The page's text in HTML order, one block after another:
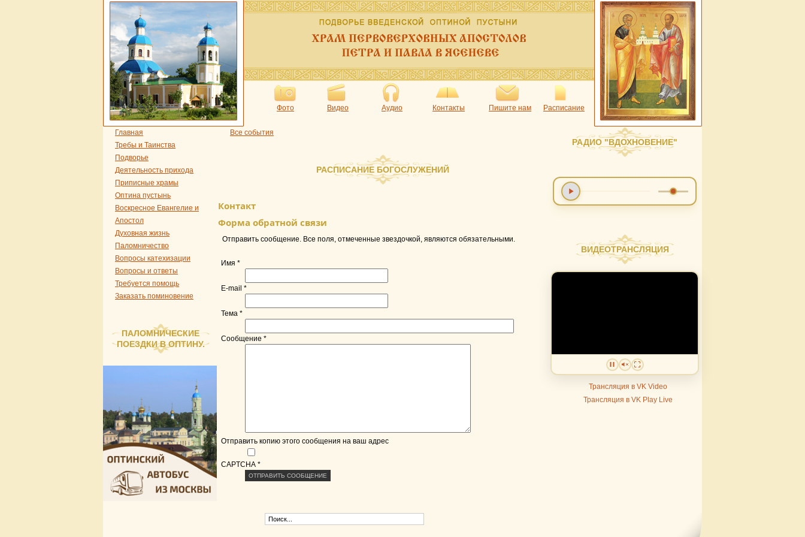
Фото Видео Аудио Контакты Пишите нам Расписание
Главная
Требы и Таинства
Подворье
Деятельность прихода
Приписные храмы
Оптина пустынь
Воскресное Евангелие и
Апостол
Духовная жизнь
Паломничество
Вопросы катехизации
Вопросы и ответы
Требуется помощь
Заказать поминовение
ПАЛОМНИЧЕСКИЕ
ПОЕЗДКИ В ОПТИНУ.
Все события
РАСПИСАНИЕ БОГОСЛУЖЕНИЙ
Контакт
Форма обратной связи
Отправить сообщение. Все поля, отмеченные звездочкой, являются обязательными.
Имя *
E-mail *
Тема *
Сообщение *
Отправить копию этого сообщения на ваш адрес
CAPTCHA *
ОТПРАВИТЬ СООБЩЕНИЕ
РАДИО "ВДОХНОВЕНИЕ"
ВИДЕОТРАНСЛЯЦИЯ
Трансляция в VK Video
Трансляция в VK Play Live